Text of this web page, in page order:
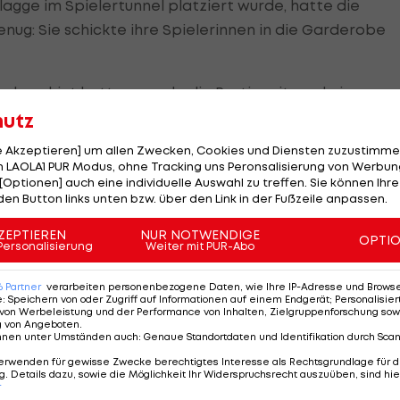
im Spielertunnel platziert wurde, hatte die
Sie schickte ihre Spielerinnen in die Garderobe
beruhigt hatten, wurde die Partie mit rund einer
auch die richtige rot-blau-weiße Flagge im
sich über einen 2:0-Erfolg freuen.
sich bei den Asiatinnen. Der Eklat sorgte auch
LOCOG für Alarmstufe Rot.
Team und dem nationalen Komitee. Es werden
passiert", hieß es in einer eilig formulierten
Akzeptieren] um allen Zwecken, Cookies und Diensten
PUR Modus, ohne Tracking uns Peronsalisierung von
auch eine individuelle Auswahl zu treffen. Sie können
Button links unten bzw. über den Link in der Fußzeile anpassen.
NUR NOTWENDIGE
Weiter mit PUR-Abo
Partner verarbeiten personenbezogene Daten, wie Ihre IP-Adresse und
: Speichern von oder Zugriff auf Informationen auf einem Endgerät;
Werbeleistung und der Performance von Inhalten, Zielgruppenforschung
von Angeboten
unter Umständen auch: Genaue Standortdaten und Identifikation durch
für gewisse Zwecke berechtigtes Interesse als Rechtsgrundlage für
Details dazu, sowie die Möglichkeit Ihr Widerspruchsrecht auszuüben, sind